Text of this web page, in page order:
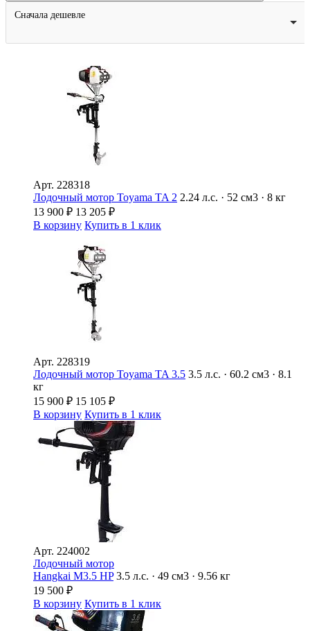
Сначала дешевле
Арт. 228318
Лодочный мотор Toyama TA 2 2.24 л.с. · 52 см3 · 8 кг
13 900 ₽ 13 205 ₽
В корзину Купить в 1 клик
Арт. 228319
Лодочный мотор Toyama TA 3.5 3.5 л.с. · 60.2 см3 · 8.1
кг
15 900 ₽ 15 105 ₽
В корзину Купить в 1 клик
Арт. 224002
Лодочный мотор
Hangkai M3.5 HP 3.5 л.с. · 49 см3 · 9.56 кг
19 500 ₽
В корзину Купить в 1 клик